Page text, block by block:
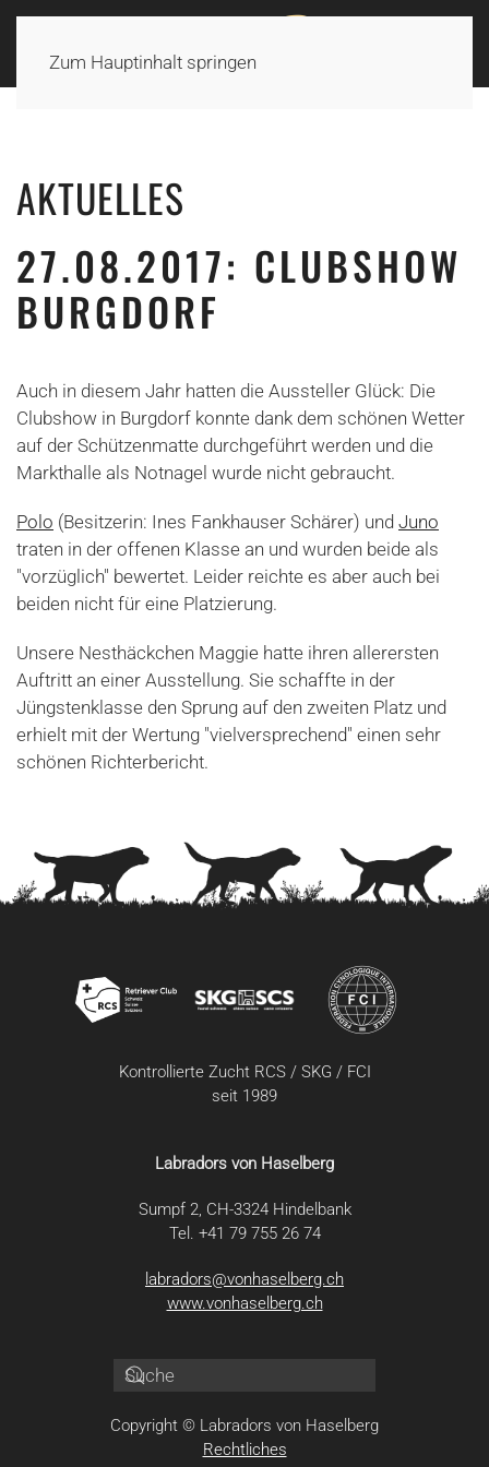
Zum Hauptinhalt springen
AKTUELLES
27.08.2017: CLUBSHOW
BURGDORF
Auch in diesem Jahr hatten die Aussteller Glück: Die
Clubshow in Burgdorf konnte dank dem schönen Wetter
auf der Schützenmatte durchgeführt werden und die
Markthalle als Notnagel wurde nicht gebraucht.
Polo (Besitzerin: Ines Fankhauser Schärer) und Juno
traten in der offenen Klasse an und wurden beide als
"vorzüglich" bewertet. Leider reichte es aber auch bei
beiden nicht für eine Platzierung.
Unsere Nesthäckchen Maggie hatte ihren allerersten
Auftritt an einer Ausstellung. Sie schaffte in der
Jüngstenklasse den Sprung auf den zweiten Platz und
erhielt mit der Wertung "vielversprechend" einen sehr
schönen Richterbericht.
Kontrollierte Zucht RCS / SKG / FCI
seit 1989
Labradors von Haselberg
Sumpf 2, CH-3324 Hindelbank
Tel. +41 79 755 26 74
labradors@vonhaselberg.ch
www.vonhaselberg.ch
Copyright © Labradors von Haselberg
Rechtliches